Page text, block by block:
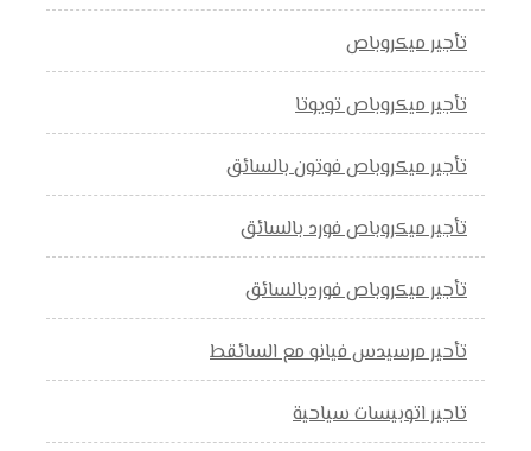
تأجير ميكروباص
تأجير ميكروباص تويوتا
تأجير ميكروباص فوتون بالسائق
تأجير ميكروباص فورد بالسائق
تأجير ميكروباص فوردبالسائق
تأحير مرسيدس فيانو مع السائقط
تاجير اتوبيسات سياحية